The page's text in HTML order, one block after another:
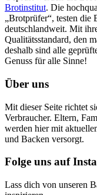
Brotinstitut. Die
„Brotprüfer“, testen die
deutschlandweit. Mit
Qualitätsstandard, den
deshalb sind alle
Genuss für alle Sinne!
Über uns
Mit dieser Seite richtet
Verbraucher. Eltern,
werden hier mit
und Backen versorgt.
Folge uns auf
Lass dich von unseren